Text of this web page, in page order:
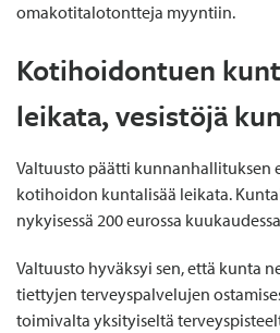
omakotitalotontteja myyntiin.
Kotihoidontuen
leikata, vesistöjä
Valtuusto päätti kunnanhallituksen
kotihoidon kuntalisää leikata.
nykyisessä 200 eurossa
Valtuusto hyväksyi sen, että kunta
tiettyjen terveyspalvelujen
toimivalta yksityiseltä